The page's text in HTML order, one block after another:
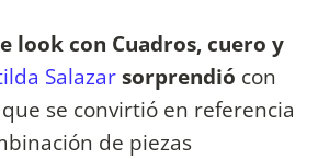
look con Cuadros, cuero y
Salazarsorprendió con
se convirtió en referencia
de piezas